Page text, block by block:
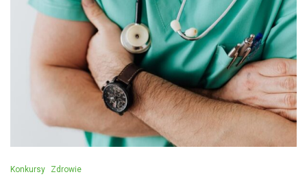
Konkursy Zdrowie